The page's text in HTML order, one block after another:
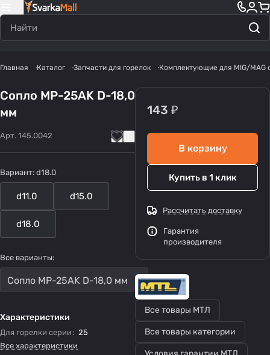
Главная Каталог Запчасти для горелок Комплектующие для MIG/MAG
Сопло MP-25AK D-18,0
мм
Арт. 145.0042
Вариант: d18.0
d11.0 d15.0
d18.0
Все варианты:
Сопло MP-25AK D-18,0 мм
Характеристики
Для горелки серии : 25
Все характеристики
143 ₽
В корзину
Купить в 1 клик
Рассчитать доставку
Гарантия
производителя
Все товары МТЛ
Все товары категории